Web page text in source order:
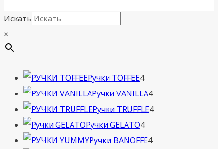
Искать
×
Ручки TOFFEE44
товара
Ручки VANILLA44
товара
Ручки TRUFFLE44
Ручки GELATO44
товара
Ручки BANOFFE44